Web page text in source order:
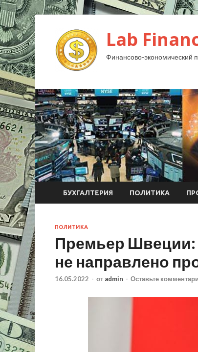
Lab
Финансово-экономический
БУХГАЛТЕРИЯ ПОЛИТИКА
ПОЛИТИКА
Премьер Швеции:
не направлено
16.05.2022 - от admin - Оставьте